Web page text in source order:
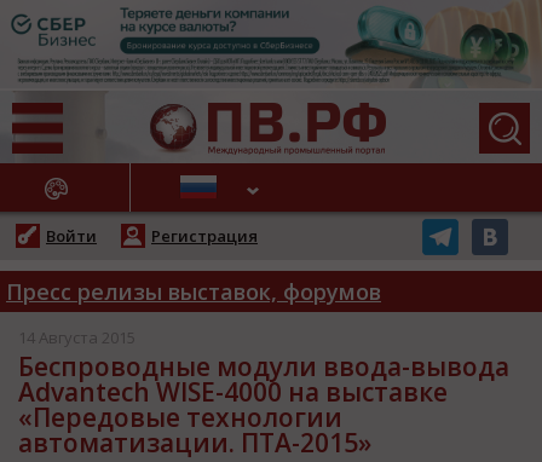
НОВОСТИ
Войти Регистрация
Пресс релизы выставок, форумов
14 Августа 2015
Беспроводные модули ввода-вывода
Advantech WISE-4000 на выставке
«Передовые технологии
автоматизации. ПТА-2015»